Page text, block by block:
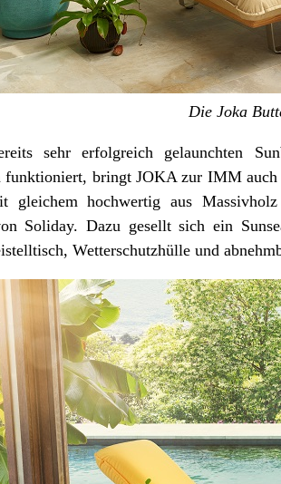
Die Joka
sehr erfolgreich gelaunchten
funktioniert, bringt JOKA zur IMM
gleichem hochwertig aus Massivholz
Soliday. Dazu gesellt sich ein
Wetterschutzhülle und